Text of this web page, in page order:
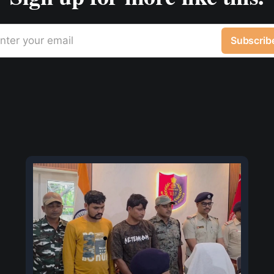
your email